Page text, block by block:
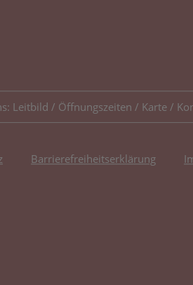
Leitbild / Öffnungszeiten / Karte /
Barrierefreiheitserklärung